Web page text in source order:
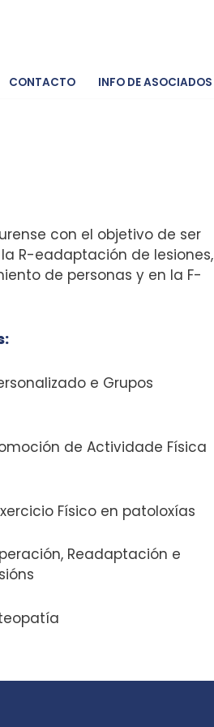
CONTACTO INFO DE ASOCIADOS
con el objetivo de ser
la R-eadaptación de lesiones,
de personas y en la F-
e Grupos
de Actividade Física
Físico en patoloxías
Readaptación e